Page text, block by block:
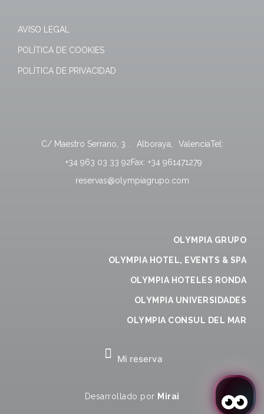
AVISO LEGAL
POLÍTICA DE COOKIES
POLÍTICA DE PRIVACIDAD
C/ Maestro Serrano, 3 Alboraya ValenciaTel:
+34 963 03 33 92Fax: +34 961471279
reservas@olympiagrupo.com
OLYMPIA GRUPO
OLYMPIA HOTEL, EVENTS & SPA
OLYMPIA HOTELES RONDA
OLYMPIA UNIVERSIDADES
OLYMPIA CONSUL DEL MAR
Mi reserva
Desarrollado por Mirai